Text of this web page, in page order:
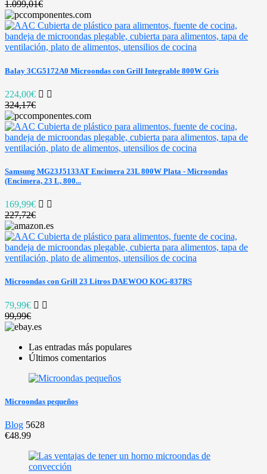
1.099,01€
Balay 3CG5172A0 Microondas con Grill Integrable 800W Gris
224,00€
324,17€
Samsung MG23J5133AT Encimera 23L 800W Plata - Microondas
(Encimera, 23 L, 800...
169,99€
227,72€
Microondas con Grill 23 Litros DAEWOO KOG-837RS
79,99€
99,99€
Las entradas más populares
Últimos comentarios
Microondas pequeños
Blog 5628
€48.99